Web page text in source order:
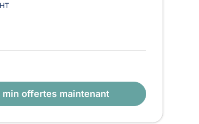
min offertes maintenant